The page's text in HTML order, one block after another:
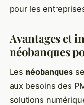
pour les
Avantages et
néobanques
Les néobanques
aux besoins des
solutions